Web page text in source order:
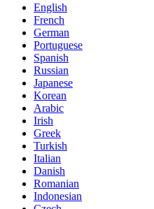
English
French
German
Portuguese
Spanish
Russian
Japanese
Korean
Arabic
Irish
Greek
Turkish
Italian
Danish
Romanian
Indonesian